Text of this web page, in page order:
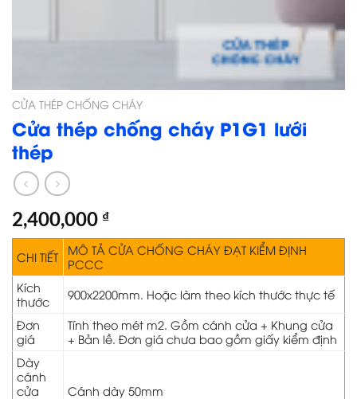
CỬA THÉP CHỐNG CHÁY
Cửa thép chống cháy P1G1 lưới
thép
2,400,000 ₫
CHI TIẾT
MÔ TẢ CỬA CHỐNG CHÁY ĐẠT KIỂM ĐỊNH
PCCC
Kích
thước
900x2200mm. Hoặc làm theo kích thước thực tế
Đơn
giá
Tính theo mét m2. Gồm cánh cửa + Khung cửa
+ Bản lề. Đơn giá chưa bao gồm giấy kiểm định
Dày
cánh
cửa
Cánh dày 50mm